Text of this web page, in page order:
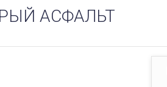
АСФАЛЬТ